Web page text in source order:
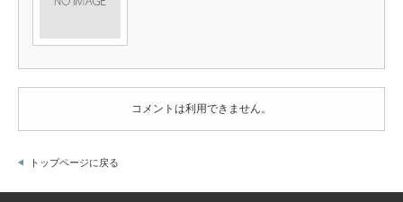
コメントは利用できません。
トップページに戻る